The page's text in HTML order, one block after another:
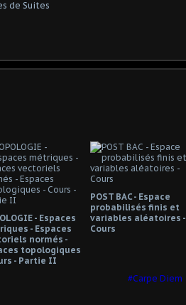
- Espaces
- Espaces
normés -
topologiques
- Partie II
POST BAC - Espace
probabilisés finis et
variables aléatoires -
Cours
#Carpe Diem